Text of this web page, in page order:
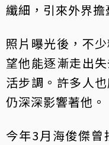
纖細，引來外界擔
照片曝光後，不
望他能逐漸走出
活步調。許多人
仍深深影響著他。
今年3月海俊傑曾